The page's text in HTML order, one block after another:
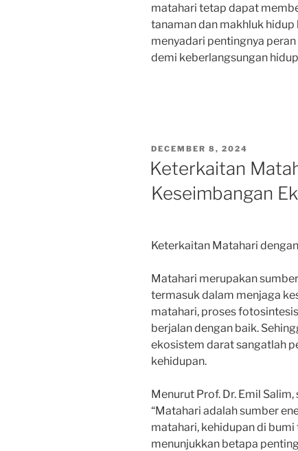
matahari tetap dapat
tanaman dan makhluk hidup
menyadari pentingnya
demi keberlangsungan
POSTED
DECEMBER 8, 2024
Keterkaitan
Keseimbangan
Keterkaitan Matahari
Matahari merupakan
termasuk dalam menjaga
matahari, proses
berjalan dengan baik.
ekosistem darat sangatlah
kehidupan.
Menurut Prof. Dr. Emil
“Matahari adalah sumber
matahari, kehidupan di bumi
menunjukkan betapa